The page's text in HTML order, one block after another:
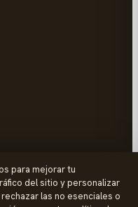
para mejorar tu
del sitio y personalizar
las no esenciales o